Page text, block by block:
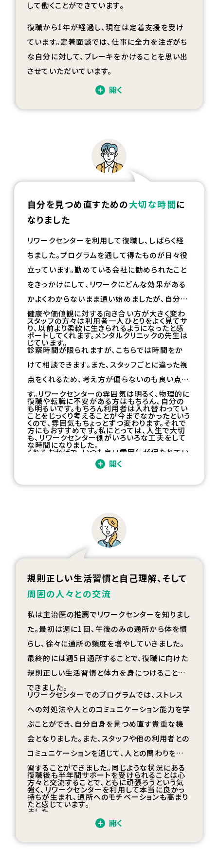
して働くことができています。
復職から1年が経過し、現在は定着支援を受け
ています。定着面談では、仕事に全力を注ぎがち
な自分に対して、ブレーキをかけることを思い出
させていただいています。
開く
自分を見つめ直すための大切な時間に
なりました
リワークセンターを利用して復職し、しばらく経
ちました。プログラムを通して得たものが日々役
立っています。勤めている会社に勧められたこと
をきっかけにして、リワークにどんな効果がある
かよくわからないまま通い始めましたが、自分の
健康や価値観に対する向き合い方が大きく変わ
り、以前より柔軟に生きられるようになったと感
じています。
スタッフの方々は利用者一人ひとりをよく見てサ
ポートしてくれます。メンタルクリニックの先生は
診察時間が限られますが、こちらでは時間をか
けて相談できます。また、スタッフごとに違った視
点をくれるため、考え方が偏らないのも良い点で
す。リワークセンターの雰囲気は明るく、物理的に
も明るいです。もちろん利用者は入れ替わってい
くので、雰囲気もちょっとずつ変わります。それで
も、リワークセンター側がいろいろな工夫をして
くれるおかげで、いつも良い雰囲気が保たれてい
復職や転職に不安がある方はもちろん、自分の
ことをじっくり考えることが今までなかったという
方にもおすすめです。私にとっては、人生で大切
な時間になりました。
開く
規則正しい生活習慣と自己理解、そして
周囲の人々との交流
私は主治医の推薦でリワークセンターを知りまし
た。最初は週に1 回、午後のみの通所から体を慣
らし、徐々に通所の頻度を増やしていきました。
最終的には週5 日通所することで、復職に向けた
規則正しい生活習慣と体力を身につけることが
できました。
リワークセンターでのプログラムでは、ストレス
への対処法や人とのコミュニケーション能力を学
ぶことができ、自分自身を見つめ直す貴重な機
会となりました。また、スタッフや他の利用者との
コミュニケーションを通じて、人との関わりを練
習することができました。同じような状況にある
方々と交流することで、ともに頑張ろうという気
持ちが生まれ、通所へのモチベーションも高まり
ました。
復職後も半年間サポートを受けられることは心
強く、リワークセンターを利用して本当に良かっ
たと感じています。
開く